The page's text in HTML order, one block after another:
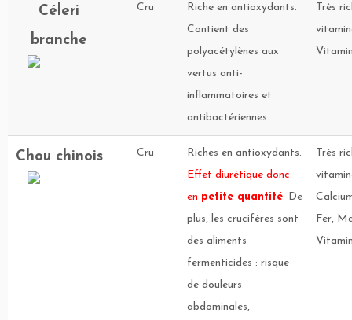
Céleri
branche
Cru
Riche en antioxydants.
Contient des
polyacétylènes aux
vertus anti-
inflammatoires et
antibactériennes.
Très
Chou chinois Cru
Riches en antioxydants.
Effet diurétique donc
en petite quantité. De
plus, les crucifères sont
des aliments
fermenticides : risque
de douleurs
abdominales,
Très
Fer,